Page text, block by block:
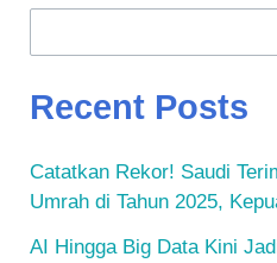
Recent Posts
Catatkan Rekor! Saudi
Umrah di Tahun 2025,
AI Hingga Big Data Kini